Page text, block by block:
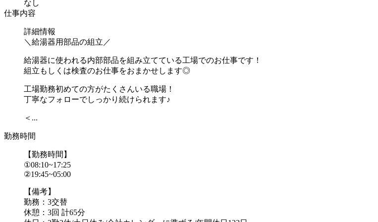
なし
仕事内容
詳細情報
＼給湯器用部品の組立／
給湯器に使われる内部部品を組み立てている工場でのお仕事です！
組立もしくは検査のお仕事をおまかせします◎
工場勤務初めての方がたくさんいる職場！
丁寧なフォローでしっかり続けられます♪
＜...
勤務時間
【勤務時間】
①08:10~17:25
②19:45~05:00
【備考】
勤務：3交替
休憩：3回 計65分